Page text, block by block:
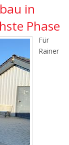
in
Phase
Für
Rainer